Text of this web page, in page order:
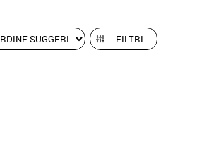
FILTRI